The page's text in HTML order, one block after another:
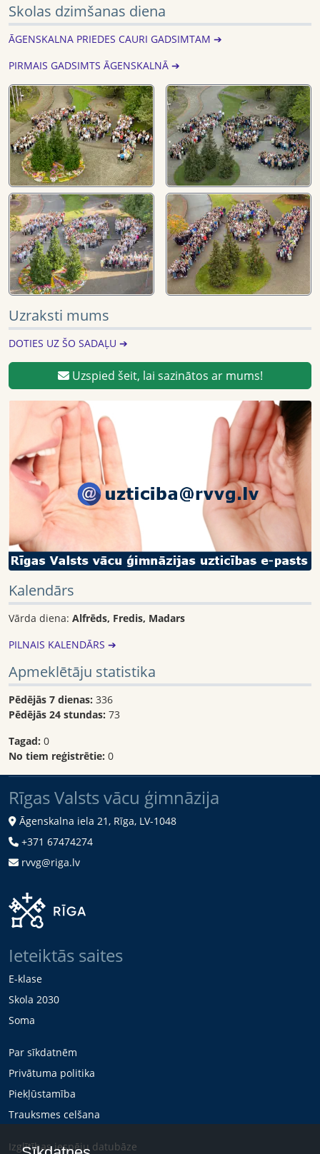
Skolas dzimšanas diena
ĀGENSKALNA PRIEDES CAURI GADSIMTAM ➔
PIRMAIS GADSIMTS ĀGENSKALNĀ ➔
Uzraksti mums
DOTIES UZ ŠO SADAĻU ➔
Uzspied šeit, lai sazinātos ar mums!
Kalendārs
Vārda diena: Alfrēds, Fredis, Madars
PILNAIS KALENDĀRS ➔
Apmeklētāju statistika
Pēdējās 7 dienas: 336
Pēdējās 24 stundas: 73
Tagad: 0
No tiem reģistrētie: 0
Rīgas Valsts vācu ģimnāzija
Āgenskalna iela 21, Rīga, LV-1048
+371 67474274
rvvg@riga.lv
Ieteiktās saites
E-klase
Skola 2030
Soma
Par sīkdatnēm
Privātuma politika
Piekļūstamība
Trauksmes celšana
Izglītības iespēju datubāze